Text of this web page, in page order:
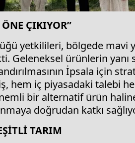
ÇIKIYOR”
yetkilileri, bölgede
Geleneksel ürünlerin
İpsala için
hem iç piyasadaki talebi
bir alternatif ürün
doğrudan katkı
TARIM